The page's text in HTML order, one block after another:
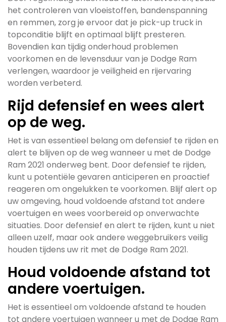
het controleren van vloeistoffen, bandenspanning
en remmen, zorg je ervoor dat je pick-up truck in
topconditie blijft en optimaal blijft presteren.
Bovendien kan tijdig onderhoud problemen
voorkomen en de levensduur van je Dodge Ram
verlengen, waardoor je veiligheid en rijervaring
worden verbeterd.
Rijd defensief en wees alert
op de weg.
Het is van essentieel belang om defensief te rijden en
alert te blijven op de weg wanneer u met de Dodge
Ram 2021 onderweg bent. Door defensief te rijden,
kunt u potentiële gevaren anticiperen en proactief
reageren om ongelukken te voorkomen. Blijf alert op
uw omgeving, houd voldoende afstand tot andere
voertuigen en wees voorbereid op onverwachte
situaties. Door defensief en alert te rijden, kunt u niet
alleen uzelf, maar ook andere weggebruikers veilig
houden tijdens uw rit met de Dodge Ram 2021.
Houd voldoende afstand tot
andere voertuigen.
Het is essentieel om voldoende afstand te houden
tot andere voertuigen wanneer u met de Dodge Ram